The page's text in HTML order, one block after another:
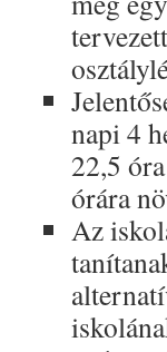
napi 4
22,5
órára
Az